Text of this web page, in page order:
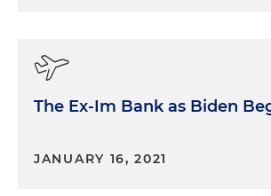
The Ex-Im Bank as Biden
JANUARY 16, 2021